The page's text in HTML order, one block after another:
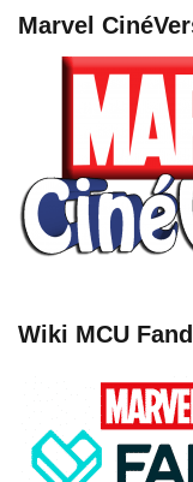
Marvel
Wiki MCU